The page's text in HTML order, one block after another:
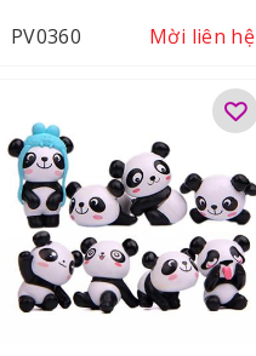
Mời liên hệ
PV0360